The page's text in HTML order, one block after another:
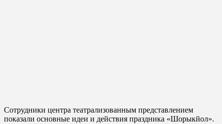
Сотрудники центра театрализованным представлением
показали основные идеи и действия праздника «Шорыкйол».